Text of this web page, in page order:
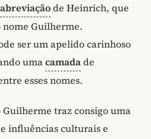
abreviaçãode Heinrich, que
Guilherme.
ser um apelido carinhoso
umacamadade
esses nomes.
Guilherme traz consigo uma
influências culturais e